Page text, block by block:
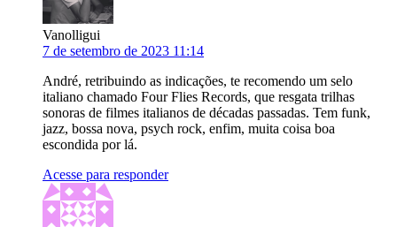
Vanolligui
7 de setembro de 2023 11:14
André, retribuindo as indicações, te recomendo um selo
italiano chamado Four Flies Records, que resgata trilhas
sonoras de filmes italianos de décadas passadas. Tem funk,
jazz, bossa nova, psych rock, enfim, muita coisa boa
escondida por lá.
Acesse para responder